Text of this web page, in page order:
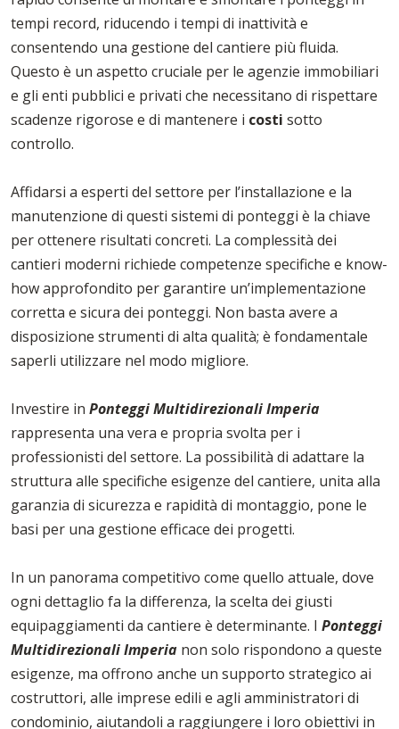
tempi record, riducendo i tempi di inattività e
consentendo una gestione del cantiere più fluida.
Questo è un aspetto cruciale per le agenzie immobiliari
e gli enti pubblici e privati che necessitano di rispettare
scadenze rigorose e di mantenere i costi sotto
controllo.
Affidarsi a esperti del settore per l’installazione e la
manutenzione di questi sistemi di ponteggi è la chiave
per ottenere risultati concreti. La complessità dei
cantieri moderni richiede competenze specifiche e know-
how approfondito per garantire un’implementazione
corretta e sicura dei ponteggi. Non basta avere a
disposizione strumenti di alta qualità; è fondamentale
saperli utilizzare nel modo migliore.
Investire in Ponteggi Multidirezionali Imperia
rappresenta una vera e propria svolta per i
professionisti del settore. La possibilità di adattare la
struttura alle specifiche esigenze del cantiere, unita alla
garanzia di sicurezza e rapidità di montaggio, pone le
basi per una gestione efficace dei progetti.
In un panorama competitivo come quello attuale, dove
ogni dettaglio fa la differenza, la scelta dei giusti
equipaggiamenti da cantiere è determinante. I Ponteggi
Multidirezionali Imperia non solo rispondono a queste
esigenze, ma offrono anche un supporto strategico ai
costruttori, alle imprese edili e agli amministratori di
condominio, aiutandoli a raggiungere i loro obiettivi in